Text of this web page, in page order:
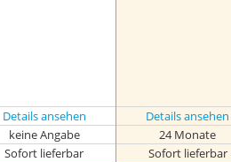
Details ansehen Details ansehen
keine Angabe 24 Monate
Sofort lieferbar Sofort lieferbar